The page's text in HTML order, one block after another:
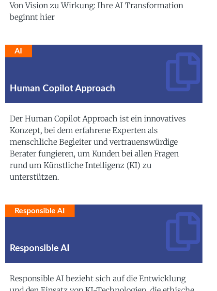
Von Vision zu Wirkung: Ihre AI Transformation
beginnt hier
AI
Human Copilot Approach
Der Human Copilot Approach ist ein innovatives
Konzept, bei dem erfahrene Experten als
menschliche Begleiter und vertrauenswürdige
Berater fungieren, um Kunden bei allen Fragen
rund um Künstliche Intelligenz (KI) zu
unterstützen.
Responsible AI
Responsible AI
Responsible AI bezieht sich auf die Entwicklung